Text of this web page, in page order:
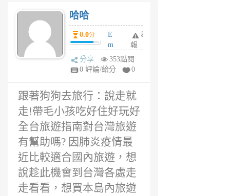
哈哈
0.0分
E
m
m
m
年
前
舉
報
分享
353點閱
0 評論/給分
0
跟著狗狗去旅行：說走就
走!帶毛小孩吃好住好玩好
全台旅遊指南對台灣旅遊
有幫助嗎? 因肺炎疫情最
近比較適合國內旅遊，想
說趁此機會到台灣各處走
走看看，想買本島內旅遊